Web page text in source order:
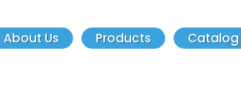
About Us Products Catalog